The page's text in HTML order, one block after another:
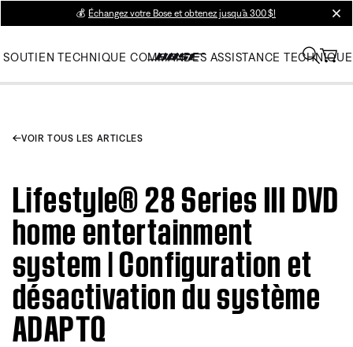
💰 Échangez votre Bose et obtenez jusqu’à 300 $!
SOUTIEN TECHNIQUE COMMANDES ASSISTANCE TECHNIQUE
VOIR TOUS LES ARTICLES
Lifestyle® 28 Series III DVD
home entertainment
system | Configuration et
désactivation du système
ADAPTQ